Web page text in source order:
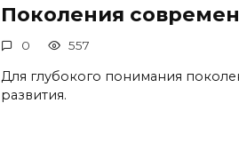
Поколения
0 557
Для глубокого понимания
развития.